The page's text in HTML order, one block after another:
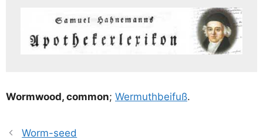
Worm­wood, com­mon; Wer­muth­bei­fuß.
Worm-seed